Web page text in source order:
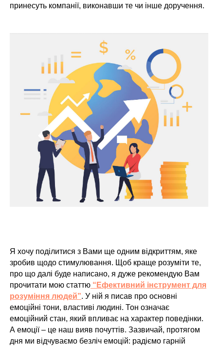
принесуть компанії, виконавши те чи інше доручення.
Я хочу поділитися з Вами ще одним відкриттям, яке
зробив щодо стимулювання. Щоб краще розуміти те,
про що далі буде написано, я дуже рекомендую Вам
прочитати мою статтю “Ефективний інструмент для
розуміння людей”. У ній я писав про основні
емоційні тони, властиві людині. Тон означає
емоційний стан, який впливає на характер поведінки.
А емоції – це наш вияв почуттів. Зазвичай, протягом
дня ми відчуваємо безліч емоцій: радіємо гарній